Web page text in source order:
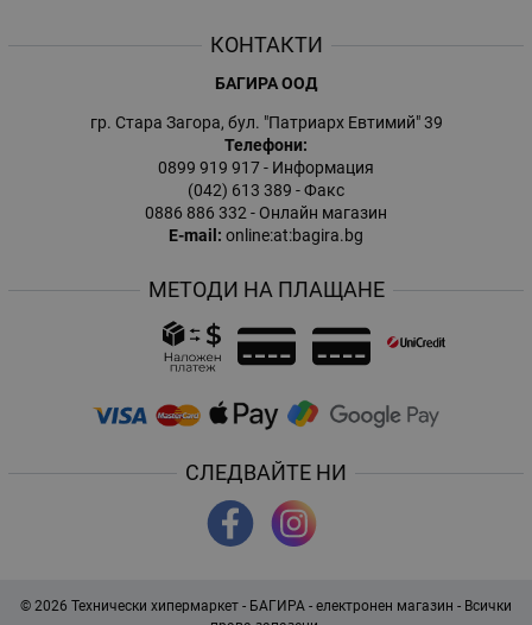
КОНТАКТИ
БАГИРА ООД
гр. Стара Загора, бул. "Патриарх Евтимий" 39
Телефони:
0899 919 917- Информация
(042) 613 389 - Факс
0886 886 332- Онлайн магазин
E-mail: online:at:bagira.bg
МЕТОДИ НА ПЛАЩАНЕ
СЛЕДВАЙТЕ НИ
© 2026 Технически хипермаркет - БАГИРА - електронен магазин - Всички